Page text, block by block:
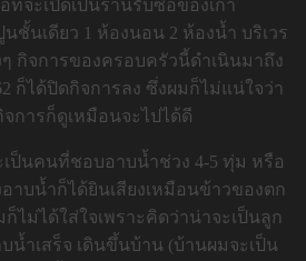
ที่จะเปิดเป็นร้านรับซื้อของเก่า
ชั้นเดียว 1 ห้องนอน 2 ห้องน้ำ บริเวร
กิจการของครอบครัวนี้ดำเนินมาถึง
ก็ได้ปิดกิจการลง ซึ่งผมก็ไม่แน่ใจว่า
การก็ดูเหมือนจะไปได้ดี
ป็นคนที่ชอบอาบน้ำช่วง 4-5 ทุ่ม หรือ
าบน้ำก็ได้ยินเสียงเหมือนข้าวของตก
ไม่ได้ใส่ใจเพราะคิดว่าน่าจะเป็นลูก
น้ำเสร็จ เดินขึ้นบ้าน (บ้านผมจะเป็น